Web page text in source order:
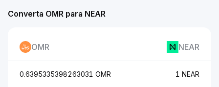
Converta OMR para NEAR
OMR NEAR
0.6395335398263031 OMR 1 NEAR